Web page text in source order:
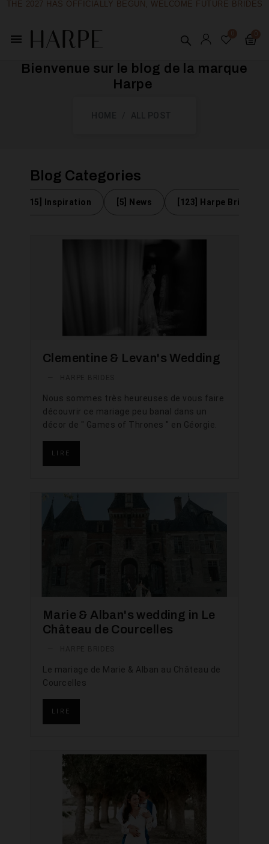
THE 2027 HAS OFFICIALLY BEGUN, WELCOME FUTURE BRIDES
menu
Bienvenue sur le blog de la marque
Harpe ​
Blog Categories
[15] Inspiration [5] News [123] Harpe Brides
Clementine & Levan's Wedding
Nous sommes très heureuses de vous faire
découvrir ce mariage peu banal dans un
décor de " Games of Thrones " en Géorgie.
LIRE
Marie & Alban's wedding in Le
Château de Courcelles
Le mariage de Marie & Alban au Château de
Courcelles
LIRE